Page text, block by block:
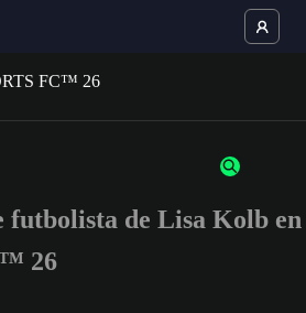
de 3 caracteres o números
futbolista de Lisa Kolb en
26